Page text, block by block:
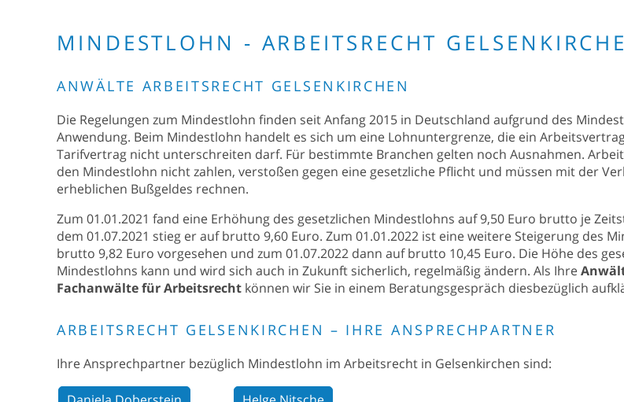
MINDESTLOHN - ARBEITSRECHT
ANWÄLTE ARBEITSRECHT GELSENKIRCHEN
Die Regelungen zum Mindestlohn finden seit Anfang 2015 in Deutschland aufgrund des
Anwendung. Beim Mindestlohn handelt es sich um eine Lohnuntergrenze, die ein
Tarifvertrag nicht unterschreiten darf. Für bestimmte Branchen gelten noch Ausnahmen.
den Mindestlohn nicht zahlen, verstoßen gegen eine gesetzliche Pflicht und müssen mit der
erheblichen Bußgeldes rechnen.
Zum 01.01.2021 fand eine Erhöhung des gesetzlichen Mindestlohns auf 9,50 Euro brutto je
dem 01.07.2021 stieg er auf brutto 9,60 Euro. Zum 01.01.2022 ist eine weitere Steigerung des
brutto 9,82 Euro vorgesehen und zum 01.07.2022 dann auf brutto 10,45 Euro. Die Höhe des
Mindestlohns kann und wird sich auch in Zukunft sicherlich, regelmäßig ändern. Als Ihre
Fachanwälte für Arbeitsrecht können wir Sie in einem Beratungsgespräch diesbezüglich
ARBEITSRECHT GELSENKIRCHEN – IHRE ANSPRECHPARTNER
Ihre Ansprechpartner bezüglich Mindestlohn im Arbeitsrecht in Gelsenkirchen sind: